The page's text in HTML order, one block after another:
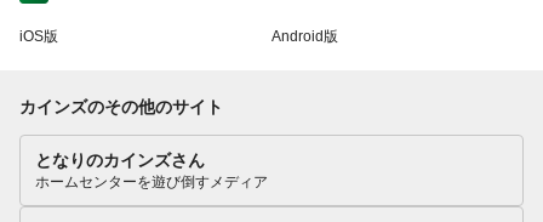
iOS版 Android版
カインズのその他のサイト
となりのカインズさん
ホームセンターを遊び倒すメディア